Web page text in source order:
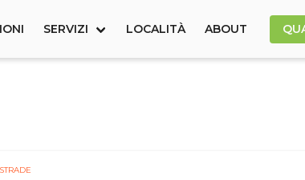
SERVIZI LOCALITÀ ABOUT